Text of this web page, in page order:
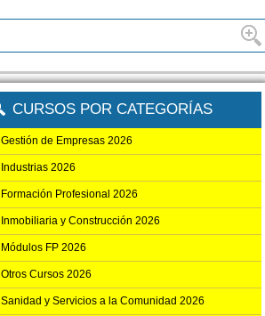
CURSOS POR CATEGORÍAS
Gestión de Empresas 2026
Industrias 2026
Formación Profesional 2026
Inmobiliaria y Construcción 2026
Módulos FP 2026
Otros Cursos 2026
Sanidad y Servicios a la Comunidad 2026